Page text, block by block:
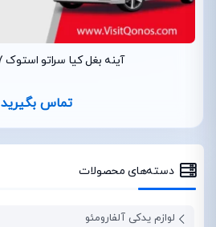
آینه بغل کیا سراتو استوک 2017 تا 2016
تماس بگیرید
دسته‌های محصولات
لوازم یدکی آلفارومئو